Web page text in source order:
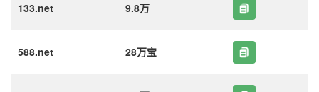
133.net 9.8万
588.net 28万宝